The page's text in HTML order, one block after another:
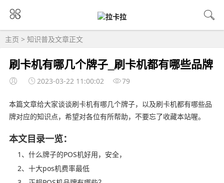
主页 > 知识普及文章正文
刷卡机有哪几个牌子_刷卡机都有哪些品牌
2023-03-22 11:00:02 79
本篇文章给大家谈谈刷卡机有哪几个牌子，以及刷卡机都有哪些品
牌对应的知识点，希望对各位有所帮助，不要忘了收藏本站喔。
本文目录一览：
1、什么牌子的POS机好用，安全，
2、十大pos机费率最低